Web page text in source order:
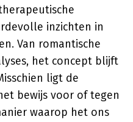
inzichten in
Van romantische
het concept blijft
ligt de
bewijs voor of tegen
waarop het ons